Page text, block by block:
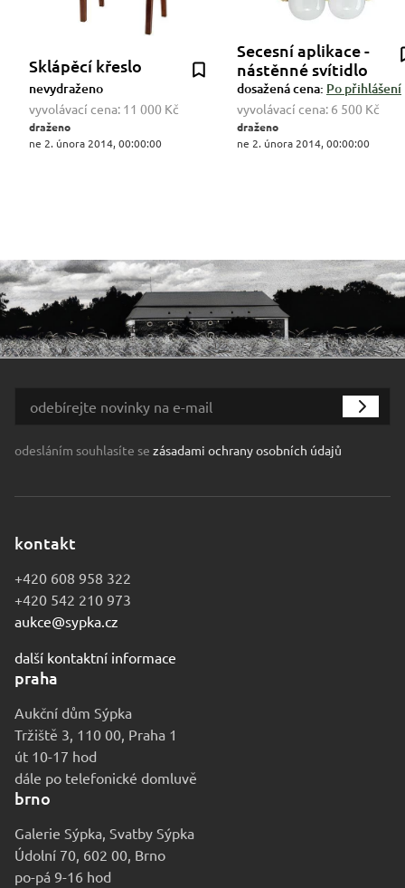
Sklápěcí křeslo
nevydraženo
vyvolávací cena: 11 000 Kč
draženo
ne 2. února 2014, 00:00:00
Secesní aplikace -
nástěnné svítidlo
dosažená cena: Po přihlášení
vyvolávací cena: 6 500 Kč
draženo
ne 2. února 2014, 00:00:00
odesláním souhlasíte se zásadami ochrany osobních údajů
kontakt
+420 608 958 322
+420 542 210 973
aukce@sypka.cz
další kontaktní informace
praha
Aukční dům Sýpka
Tržiště 3, 110 00, Praha 1
út 10-17 hod
dále po telefonické domluvě
brno
Galerie Sýpka, Svatby Sýpka
Údolní 70, 602 00, Brno
po-pá 9-16 hod